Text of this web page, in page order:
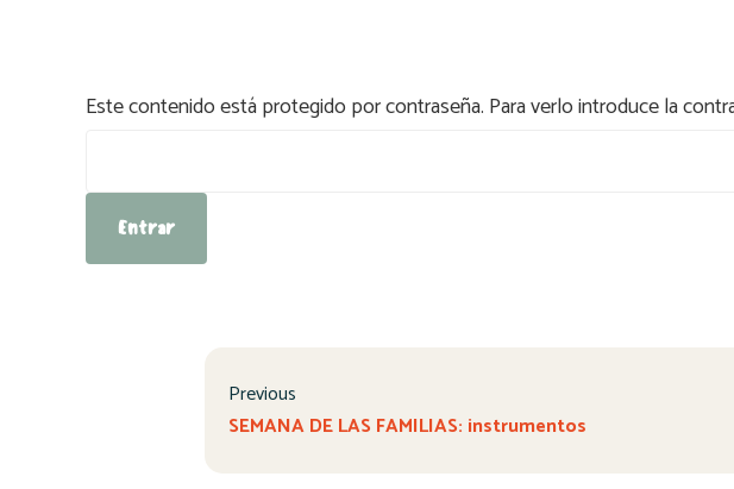
Este contenido está protegido por contraseña. Para verlo introduce la
Previous
SEMANA DE LAS FAMILIAS: instrumentos